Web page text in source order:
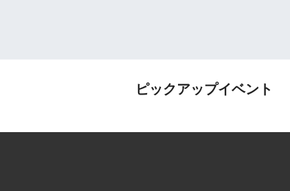
ピックアップイベント